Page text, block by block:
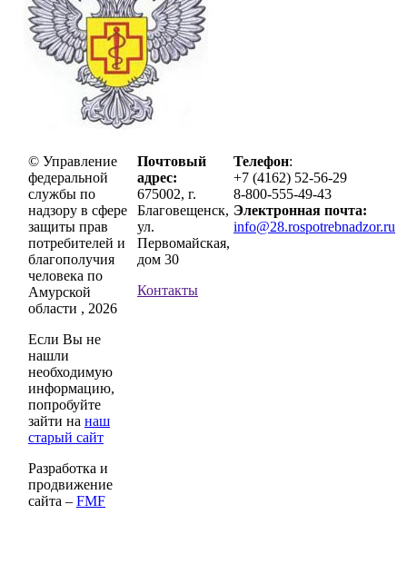
© Управление
федеральной
службы по
надзору в сфере
защиты прав
потребителей и
благополучия
человека по
Амурской
области , 2026
Если Вы не
нашли
необходимую
информацию,
попробуйте
зайти на наш
старый сайт
Разработка и
продвижение
сайта – FMF
Почтовый
адрес:
675002, г.
Благовещенск,
ул.
Первомайская,
дом 30
Контакты
Телефон:
+7 (4162) 52-56-29
8-800-555-49-43
Электронная почта:
info@28.rospotrebnadzor.ru